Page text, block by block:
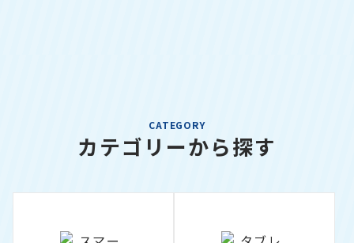
CATEGORY
カテゴリーから探す